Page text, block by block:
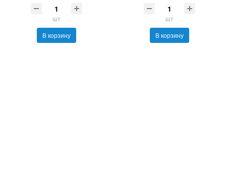
шт
В корзину
шт
В корзину